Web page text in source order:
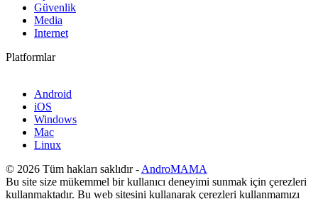
Güvenlik
Media
Internet
Platformlar
Android
iOS
Windows
Mac
Linux
© 2026 Tüm hakları saklıdır - AndroMAMA
Bu site size mükemmel bir kullanıcı deneyimi sunmak için çerezleri
kullanmaktadır. Bu web sitesini kullanarak çerezleri kullanmamızı